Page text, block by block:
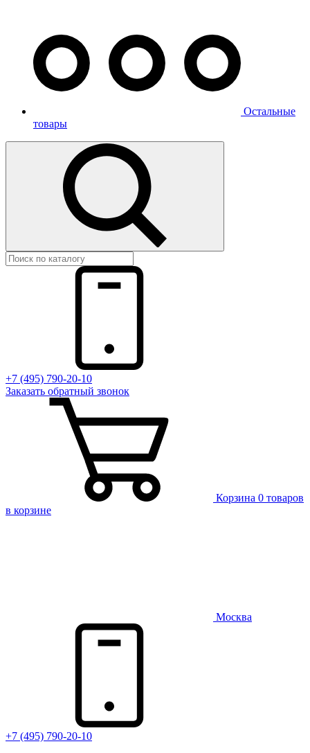
Остальные
товары
+7 (495) 790-20-10
Заказать обратный звонок
Корзина 0 товаров
в корзине
Москва
+7 (495) 790-20-10